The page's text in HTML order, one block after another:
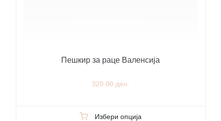
Пешкир за раце Валенсија
320.00 ден.
Избери опција